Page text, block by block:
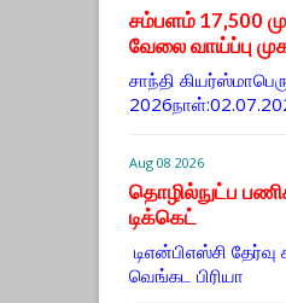
சம்பளம் 17,500
வேலை வாய்ப்பு
சாந்தி
Aug 08 2026
தொழில்நுட்ப
டிக்கெட்
டிஎன்​பிஎஸ்சி
வெங்கட பிரியா